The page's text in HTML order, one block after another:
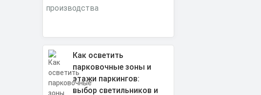
Как осветить
парковочные зоны и
этажи паркингов:
выбор светильников и